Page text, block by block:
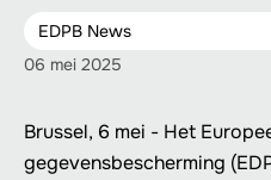
EDPB News
06 mei 2025
Brussel, 6 mei - Het
gegevensbescherming